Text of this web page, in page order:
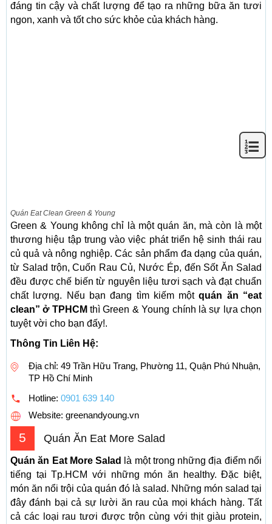
đáng tin cậy và chất lượng để tạo ra những bữa ăn tươi
ngon, xanh và tốt cho sức khỏe của khách hàng.
Quán Eat Clean Green & Young
Green & Young không chỉ là một quán ăn, mà còn là một
thương hiệu tập trung vào việc phát triển hệ sinh thái rau
củ quả và nông nghiệp. Các sản phẩm đa dạng của quán,
từ Salad trộn, Cuốn Rau Củ, Nước Ép, đến Sốt Ăn Salad
đều được chế biến từ nguyên liệu tươi sạch và đạt chuẩn
chất lượng. Nếu bạn đang tìm kiếm mộtquán ăn “eat
clean” ở TPHCM thì Green & Young chính là sự lựa chọn
tuyệt vời cho bạn đấy!.
Thông Tin Liên Hệ:
Địa chỉ: 49 Trần Hữu Trang, Phường 11, Quận Phú Nhuận,
TP Hồ Chí Minh
Hotline: 0901 639 140
Website: greenandyoung.vn
5 Quán Ăn Eat More Salad
Quán ăn Eat More Salad
là một trong những địa điểm nổi
tiếng tại Tp.HCM với những món ăn healthy. Đặc biệt,
món ăn nổi trội của quán đó là salad. Những món salad tại
đây đánh bại cả sự lười ăn rau của mọi khách hàng. Tất
cả các loại rau tươi được trộn cùng với thịt giàu protein,